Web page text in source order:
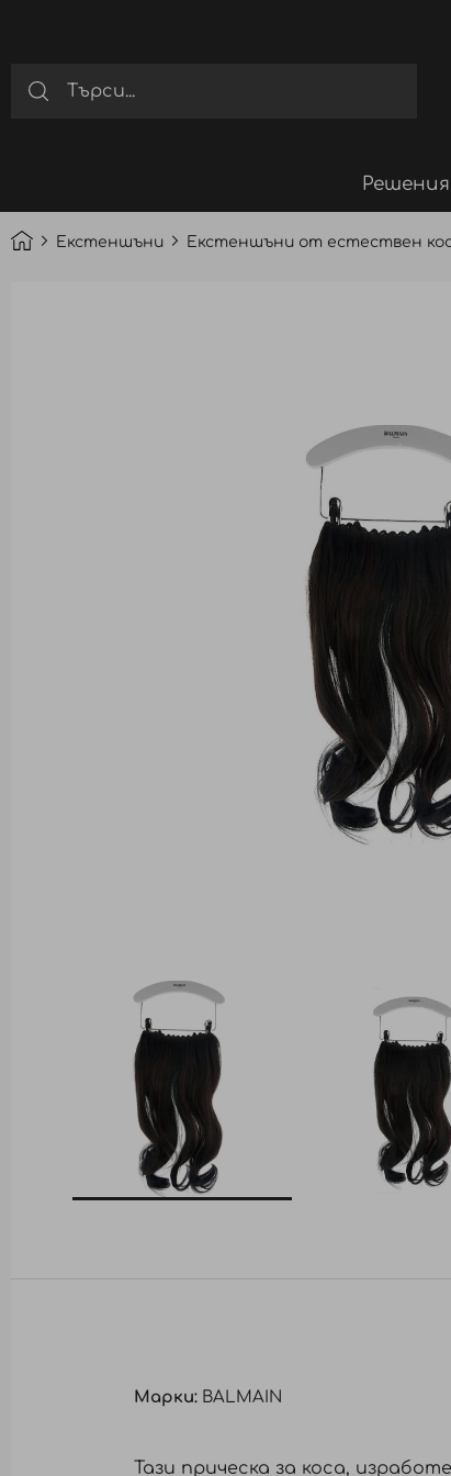
Екстеншъни Екстеншъни от естествен
Марки: BALMAIN
Тази прическа за коса,